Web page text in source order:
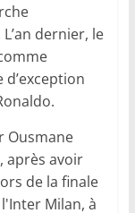
dernier, le
d’exception